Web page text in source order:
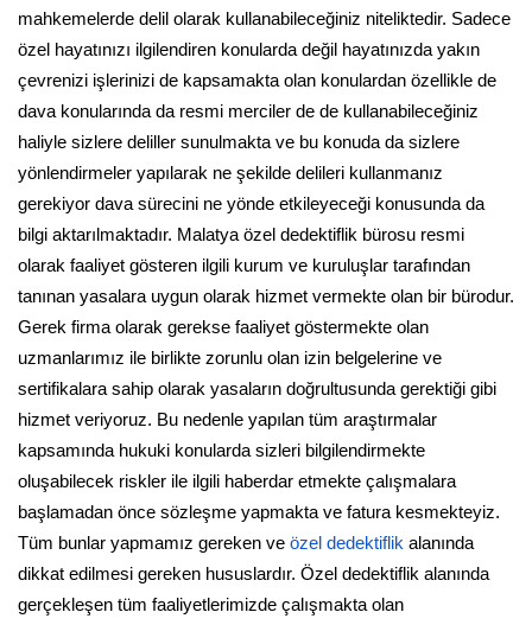
mahkemelerde delil olarak kullanabileceğiniz niteliktedir. Sadece
özel hayatınızı ilgilendiren konularda değil hayatınızda yakın
çevrenizi işlerinizi de kapsamakta olan konulardan özellikle de
dava konularında da resmi merciler de de kullanabileceğiniz
haliyle sizlere deliller sunulmakta ve bu konuda da sizlere
yönlendirmeler yapılarak ne şekilde delileri kullanmanız
gerekiyor dava sürecini ne yönde etkileyeceği konusunda da
bilgi aktarılmaktadır. Malatya özel dedektiflik bürosu resmi
olarak faaliyet gösteren ilgili kurum ve kuruluşlar tarafından
tanınan yasalara uygun olarak hizmet vermekte olan bir bürodur.
Gerek firma olarak gerekse faaliyet göstermekte olan
uzmanlarımız ile birlikte zorunlu olan izin belgelerine ve
sertifikalara sahip olarak yasaların doğrultusunda gerektiği gibi
hizmet veriyoruz. Bu nedenle yapılan tüm araştırmalar
kapsamında hukuki konularda sizleri bilgilendirmekte
oluşabilecek riskler ile ilgili haberdar etmekte çalışmalara
başlamadan önce sözleşme yapmakta ve fatura kesmekteyiz.
Tüm bunlar yapmamız gereken ve özel dedektiflik alanında
dikkat edilmesi gereken hususlardır. Özel dedektiflik alanında
gerçekleşen tüm faaliyetlerimizde çalışmakta olan